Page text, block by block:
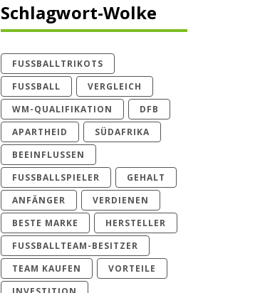
Schlagwort-Wolke
FUSSBALLTRIKOTS
FUSSBALL
VERGLEICH
WM-QUALIFIKATION
DFB
APARTHEID
SÜDAFRIKA
BEEINFLUSSEN
FUSSBALLSPIELER
GEHALT
ANFÄNGER
VERDIENEN
BESTE MARKE
HERSTELLER
FUSSBALLTEAM-BESITZER
TEAM KAUFEN
VORTEILE